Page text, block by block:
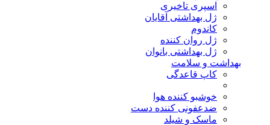
اسپری تاخیری
ژل بهداشتی آقایان
کاندوم
ژل روان کننده
ژل بهداشتی بانوان
بهداشت و سلامت
کاپ قاعدگی
خوشبو کننده هوا
ضدعفونی کننده دست
ماسک و شیلد